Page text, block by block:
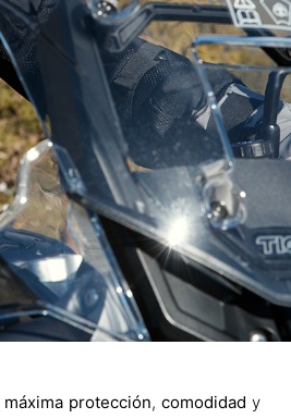
máxima protección,comodidady